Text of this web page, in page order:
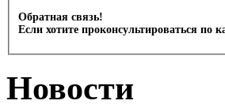
Обратная связь!
Если хотите проконсультироваться
Новости